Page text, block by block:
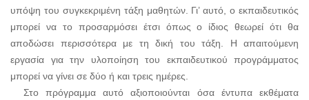
υπόψη του συγκεκριμένη τάξη μαθητών. Γι’ αυτό, ο εκπαιδευτικός
μπορεί να το προσαρμόσει έτσι όπως ο ίδιος θεωρεί ότι θα
αποδώσει περισσότερα με τη δική του τάξη. Η απαιτούμενη
εργασία για την υλοποίηση του εκπαιδευτικού προγράμματος
μπορεί να γίνει σε δύο ή και τρεις ημέρες.
Στο πρόγραμμα αυτό αξιοποιούνται όσα έντυπα εκθέματα